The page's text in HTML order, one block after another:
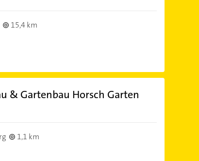
15,4 km
& Gartenbau Horsch Garten
1,1 km